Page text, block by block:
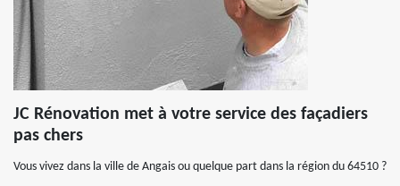
JC Rénovation met à votre service des façadiers
pas chers
Vous vivez dans la ville de Angais ou quelque part dans la région du 64510 ?